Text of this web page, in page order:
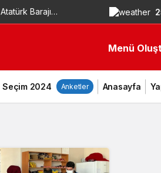
Atatürk Barajı
imkanlarıyla kurtuldu
– Videolu Haber
Menü
Seçim 2024 Anketler Anasayfa